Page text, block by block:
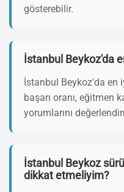
gösterebilir.
İstanbul Beykoz'da
İstanbul Beykoz'da en
başarı oranı, eğitmen
yorumlarını
İstanbul Beykoz
dikkat etmeliyim?